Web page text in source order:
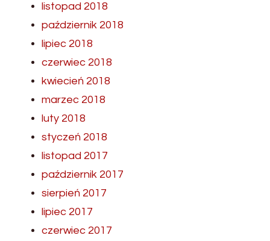
listopad 2018
październik 2018
lipiec 2018
czerwiec 2018
kwiecień 2018
marzec 2018
luty 2018
styczeń 2018
listopad 2017
październik 2017
sierpień 2017
lipiec 2017
czerwiec 2017